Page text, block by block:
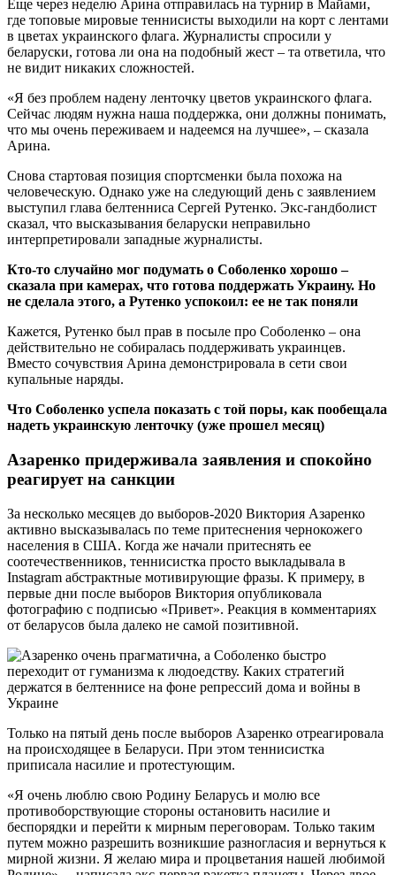
Еще через неделю Арина отправилась на турнир в Майами,
где топовые мировые теннисисты выходили на корт с лентами
в цветах украинского флага. Журналисты спросили у
беларуски, готова ли она на подобный жест – та ответила, что
не видит никаких сложностей.
«Я без проблем надену ленточку цветов украинского флага.
Сейчас людям нужна наша поддержка, они должны понимать,
что мы очень переживаем и надеемся на лучшее», – сказала
Арина.
Снова стартовая позиция спортсменки была похожа на
человеческую. Однако уже на следующий день с заявлением
выступил глава белтенниса Сергей Рутенко. Экс-гандболист
сказал, что высказывания беларуски неправильно
интерпретировали западные журналисты.
Кто-то случайно мог подумать о Соболенко хорошо –
сказала при камерах, что готова поддержать Украину. Но
не сделала этого, а Рутенко успокоил: ее не так поняли
Кажется, Рутенко был прав в посыле про Соболенко – она
действительно не собиралась поддерживать украинцев.
Вместо сочувствия Арина демонстрировала в сети свои
купальные наряды.
Что Соболенко успела показать с той поры, как пообещала
надеть украинскую ленточку (уже прошел месяц)
Азаренко придерживала заявления и спокойно
реагирует на санкции
За несколько месяцев до выборов-2020 Виктория Азаренко
активно высказывалась по теме притеснения чернокожего
населения в США. Когда же начали притеснять ее
соотечественников, теннисистка просто выкладывала в
Instagram абстрактные мотивирующие фразы. К примеру, в
первые дни после выборов Виктория опубликовала
фотографию с подписью «Привет». Реакция в комментариях
от беларусов была далеко не самой позитивной.
Только на пятый день после выборов Азаренко отреагировала
на происходящее в Беларуси. При этом теннисистка
приписала насилие и протестующим.
«Я очень люблю свою Родину Беларусь и молю все
противоборствующие стороны остановить насилие и
беспорядки и перейти к мирным переговорам. Только таким
путем можно разрешить возникшие разногласия и вернуться к
мирной жизни. Я желаю мира и процветания нашей любимой